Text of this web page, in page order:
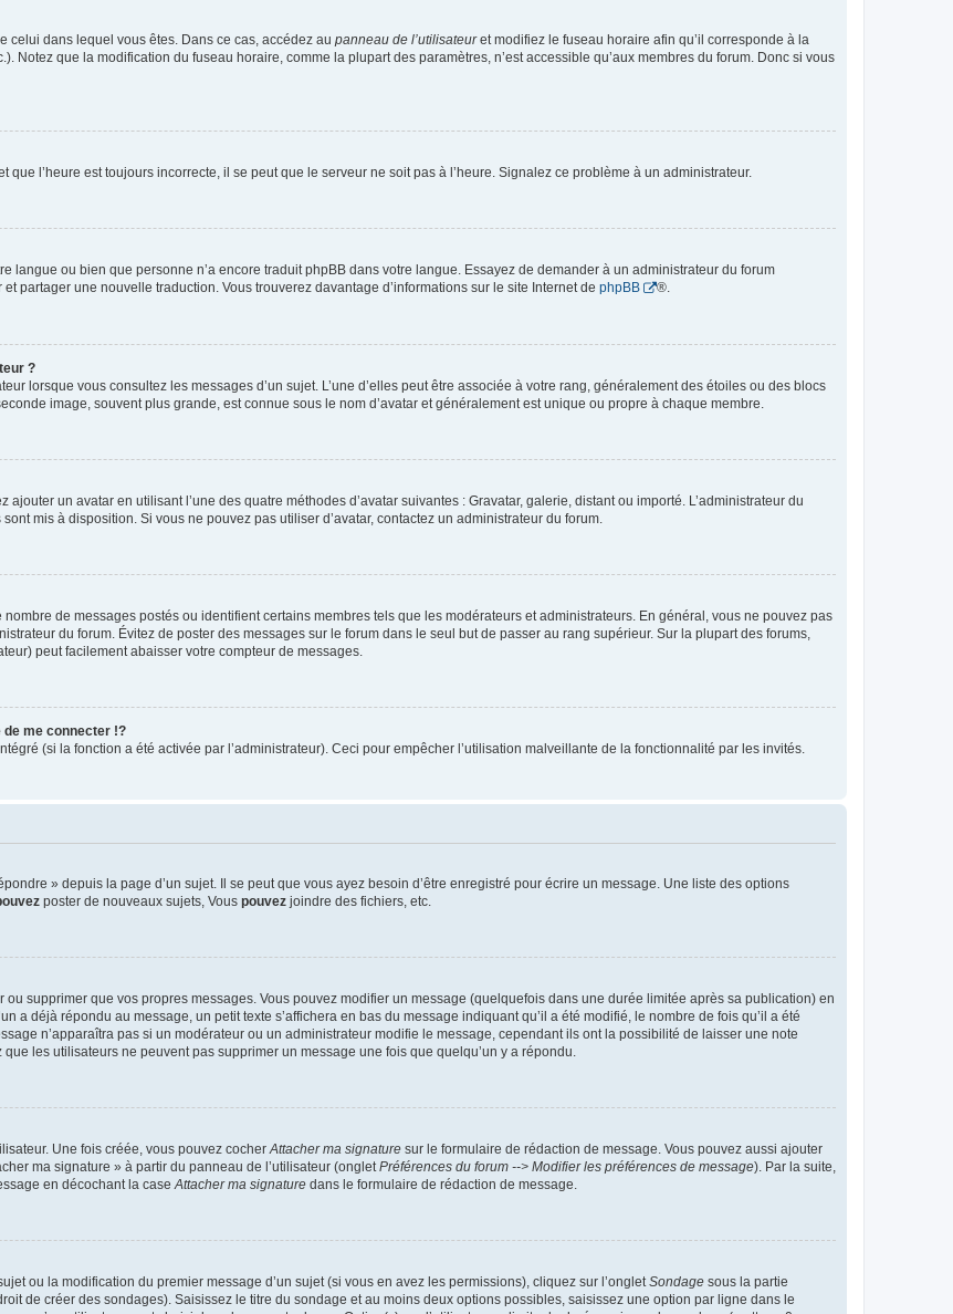
celui dans lequel vous êtes. Dans ce cas, accédez au panneau de l’utilisateuret modifiez le fuseau horaire afin qu’il corresponde à la
Notez que la modification du fuseau horaire, comme la plupart des paramètres, n’est accessible qu’aux membres du forum. Donc si vous
que l’heure est toujours incorrecte, il se peut que le serveur ne soit pas à l’heure. Signalez ce problème à un administrateur.
langue ou bien que personne n’a encore traduit phpBB dans votre langue. Essayez de demander à un administrateur du forum
partager une nouvelle traduction. Vous trouverez davantage d’informations sur le site Internet de phpBB ®.
?
lorsque vous consultez les messages d’un sujet. L’une d’elles peut être associée à votre rang, généralement des étoiles ou des blocs
image, souvent plus grande, est connue sous le nom d’avatar et généralement est unique ou propre à chaque membre.
un avatar en utilisant l’une des quatre méthodes d’avatar suivantes : Gravatar, galerie, distant ou importé. L’administrateur du
mis à disposition. Si vous ne pouvez pas utiliser d’avatar, contactez un administrateur du forum.
de messages postés ou identifient certains membres tels que les modérateurs et administrateurs. En général, vous ne pouvez pas
du forum. Évitez de poster des messages sur le forum dans le seul but de passer au rang supérieur. Sur la plupart des forums,
peut facilement abaisser votre compteur de messages.
de me connecter !?
(si la fonction a été activée par l’administrateur). Ceci pour empêcher l’utilisation malveillante de la fonctionnalité par les invités.
» depuis la page d’un sujet. Il se peut que vous ayez besoin d’être enregistré pour écrire un message. Une liste des options
poster de nouveaux sujets, Vous pouvez joindre des fichiers, etc.
supprimer que vos propres messages. Vous pouvez modifier un message (quelquefois dans une durée limitée après sa publication) en
a déjà répondu au message, un petit texte s’affichera en bas du message indiquant qu’il a été modifié, le nombre de fois qu’il a été
n’apparaîtra pas si un modérateur ou un administrateur modifie le message, cependant ils ont la possibilité de laisser une note
les utilisateurs ne peuvent pas supprimer un message une fois que quelqu’un y a répondu.
Une fois créée, vous pouvez cocherAttacher ma signature sur le formulaire de rédaction de message. Vous pouvez aussi ajouter
ma signature » à partir du panneau de l’utilisateur (ongletPréférences du forum --> Modifier les préférences de message). Par la suite,
en décochant la caseAttacher ma signature dans le formulaire de rédaction de message.
ou la modification du premier message d’un sujet (si vous en avez les permissions), cliquez sur l’ongletSondage sous la partie
de créer des sondages). Saisissez le titre du sondage et au moins deux options possibles, saisissez une option par ligne dans le